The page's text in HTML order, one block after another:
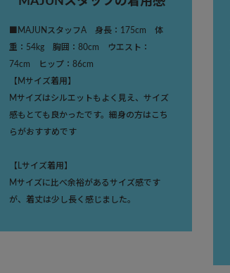
■MAJUNスタッフA 身長：175cm 体
重：54kg 胸囲：80cm ウエスト：
74cm ヒップ：86cm
【Mサイズ着用】
Mサイズはシルエットもよく見え、サイズ
感もとても良かったです。細身の方はこち
らがおすすめです
【Lサイズ着用】
Mサイズに比べ余裕があるサイズ感です
が、着丈は少し長く感じました。